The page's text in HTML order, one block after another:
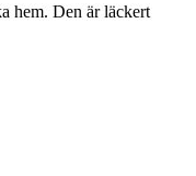
hem. Den är läckert